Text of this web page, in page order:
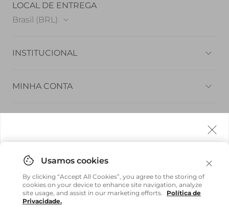
LOCAL DE ENTREGA
Brasil (BRL)
INSTITUCIONAL
Quem Somos
MINHA CONTA
Trocar senha
Fale Conosco | FAQ
Acompanhe seu pedido
FOLLOW US BAIXE NOSSO APP
em sua casa, não importa onde você estiver.
By clicking “Accept All Cookies”, you agree to the storing of
cookies on your device to enhance site navigation, analyze
site usage, and assist in our marketing efforts.
Política de
Privacidade.